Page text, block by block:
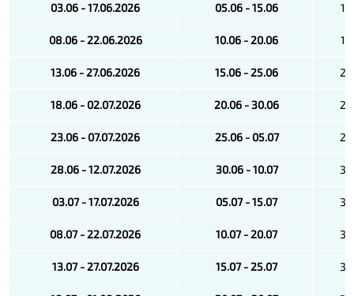
03.06 - 17.06.2026 05.06 - 15.06
08.06 - 22.06.2026 10.06 - 20.06
13.06 - 27.06.2026 15.06 - 25.06
18.06 - 02.07.2026 20.06 - 30.06
23.06 - 07.07.2026 25.06 - 05.07
28.06 - 12.07.2026 30.06 - 10.07
03.07 - 17.07.2026 05.07 - 15.07
08.07 - 22.07.2026 10.07 - 20.07
13.07 - 27.07.2026 15.07 - 25.07